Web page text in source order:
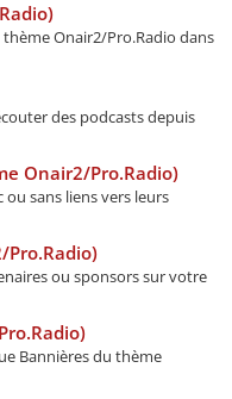
Onair2/Pro.Radio dans
des podcasts depuis
Onair2/Pro.Radio)
sans liens vers leurs
ou sponsors sur votre
Bannières du thème